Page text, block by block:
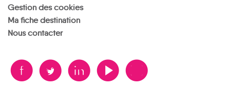
Gestion des cookies
Ma fiche destination
Nous contacter
B A D F V